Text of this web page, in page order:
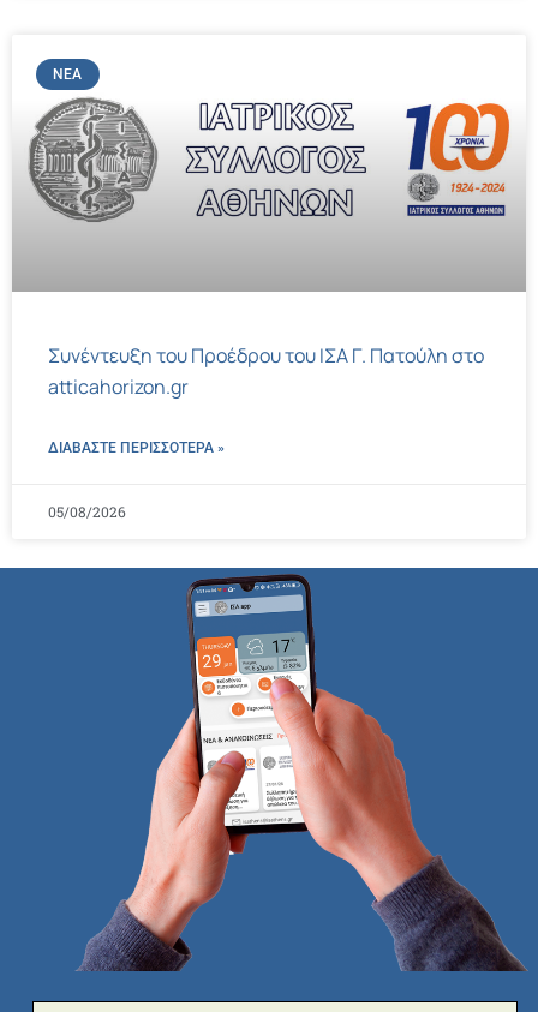
ΝΈΑ
Συνέντευξη του Προέδρου του ΙΣΑ Γ. Πατούλη στο
atticahorizon.gr
ΔΙΑΒΑΣΤΕ ΠΕΡΙΣΣΌΤΕΡΑ »
05/08/2026